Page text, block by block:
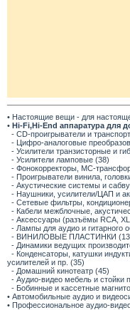
• Настоящие вещи - для
• Hi-Fi,Hi-End аппаратура для
- CD-проигрыватели и
- Цифро-аналоговые
- Усилители транзисторные и
- Усилители ламповые (38)
- Фонокорректоры, МС-
- Проигрыватели винила,
- Акустические системы и
- Наушники, усилители/ЦАП и
- Сетевые фильтры,
- Кабели межблочные,
- Аксессуары (разъёмы RCA,
- Лампы для аудио и гитарного
- ВИНИЛОВЫЕ ПЛАСТИНКИ
- Динамики ведущих
- Конденсаторы, катушки
усилителей и пр. (35)
- Домашний кинотеатр (45)
- Аудио-видео мебель и стойки
- Бобинные и кассетные
• Автомобильные аудио и
• Профессиональное аудио-